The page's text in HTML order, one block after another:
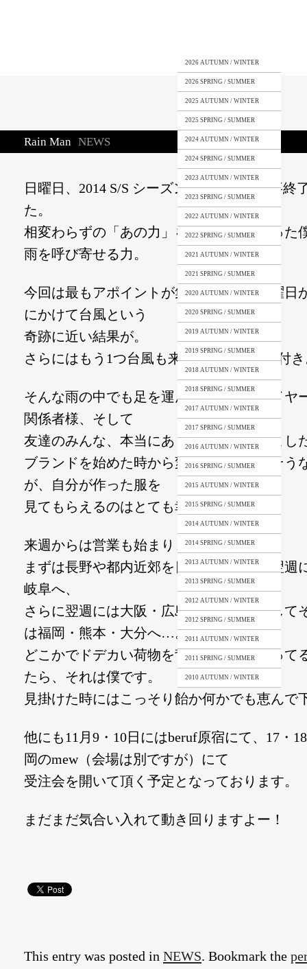
2026 AUTUMN / WINTER
2026 SPRING / SUMMER
2025 AUTUMN / WINTER
2025 SPRING / SUMMER
2024 AUTUMN / WINTER
2024 SPRING / SUMMER
2023 AUTUMN / WINTER
2023 SPRING / SUMMER
2022 AUTUMN / WINTER
2022 SPRING / SUMMER
2021 AUTUMN / WINTER
2021 SPRING / SUMMER
2020 AUTUMN / WINTER
2020 SPRING / SUMMER
2019 AUTUMN / WINTER
2019 SPRING / SUMMER
2018 AUTUMN / WINTER
2018 SPRING / SUMMER
2017 AUTUMN / WINTER
2017 SPRING / SUMMER
2016 AUTUMN / WINTER
2016 SPRING / SUMMER
2015 AUTUMN / WINTER
2015 SPRING / SUMMER
2014 AUTUMN / WINTER
2014 SPRING / SUMMER
2013 AUTUMN / WINTER
2013 SPRING / SUMMER
2012 AUTUMN / WINTER
2012 SPRING / SUMMER
2011 AUTUMN / WINTER
2011 SPRING / SUMMER
2010 AUTUMN / WINTER
Rain Man NEWS
日曜日、2014 S/S シーズンの展示会も無事終
た。
相変わらずの「あの力」を発揮してしまった
雨を呼び寄せる力。
今回は最もアポイントが集中していた火曜日
にかけて台風という
奇跡に近い結果が。
さらにはもう1つ台風も来るというおまけ付
そんな雨の中でも足を運んで下さったバイヤ
関係者様、そして
友達のみんな、本当にありがとうございまし
ブランドを始めた時から変わらずずっとそう
が、自分が作った服を
見てもらえるのはとても幸せなことです。
来週からは営業も始まります。
まずは長野や都内近郊を日帰りで、その翌週
岐阜へ、
さらに翌週には大阪・広島・岡山へ、そして
は福岡・熊本・大分へ…。
どこかでドデカい荷物を背負い、引きずって
たら、それは僕です。
見掛けた時にはこっそり飴か何かでも恵んで
他にも11月9・10日にはberuf原宿にて、17・
岡のmew（会場は別ですが）にて
受注会を開いて頂く予定となっております。
まだまだ気合い入れて動き回りますよー！
This entry was posted in NEWS. Bookmark the